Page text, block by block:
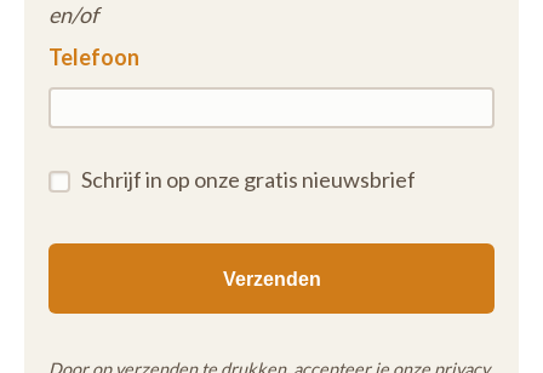
en/of
Telefoon
Schrijf in op onze gratis nieuwsbrief
Door op verzenden te drukken, accepteer je onze privacy